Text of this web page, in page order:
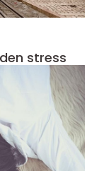
stress